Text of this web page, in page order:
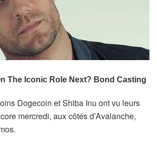
Dogecoin et Shiba Inu ont vu leurs
mercredi, aux côtés d’Avalanche,